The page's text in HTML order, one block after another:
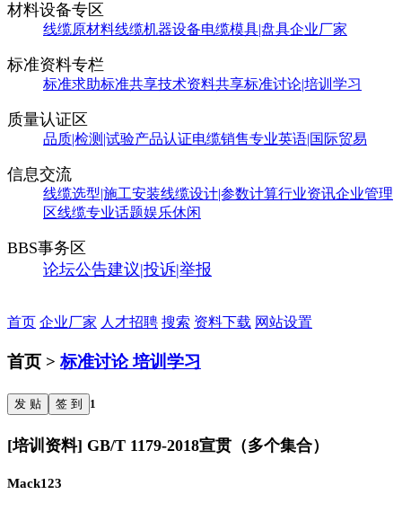
材料设备专区
线缆原材料线缆机器设备电缆模具|盘具企业厂家
标准资料专栏
标准求助标准共享技术资料共享标准讨论|培训学习
质量认证区
品质|检测|试验产品认证电缆销售专业英语|国际贸易
信息交流
线缆选型|施工安装线缆设计|参数计算行业资讯企业管理
区线缆专业话题娱乐休闲
BBS事务区
论坛公告建议|投诉|举报
首页 企业厂家 人才招聘 搜索 资料下载 网站设置
首页 >标准讨论 培训学习
发 贴 签 到 1
[培训资料] GB/T 1179-2018宣贯（多个集合）
Mack123